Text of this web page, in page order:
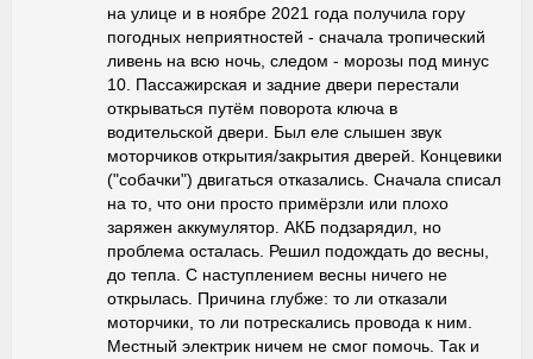
на улице и в ноябре 2021 года получила гору
погодных неприятностей - сначала тропический
ливень на всю ночь, следом - морозы под минус
10. Пассажирская и задние двери перестали
открываться путём поворота ключа в
водительской двери. Был еле слышен звук
моторчиков открытия/закрытия дверей. Концевики
("собачки") двигаться отказались. Сначала списал
на то, что они просто примёрзли или плохо
заряжен аккумулятор. АКБ подзарядил, но
проблема осталась. Решил подождать до весны,
до тепла. С наступлением весны ничего не
открылась. Причина глубже: то ли отказали
моторчики, то ли потрескались провода к ним.
Местный электрик ничем не смог помочь. Так и